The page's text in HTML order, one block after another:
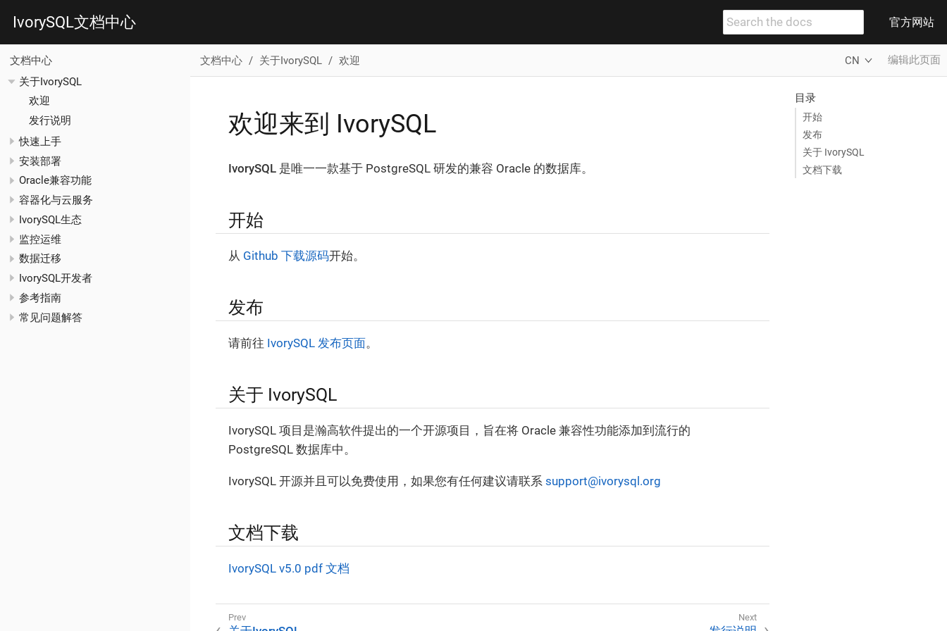
IvorySQL文档中心 官方网站
文档中心
关于IvorySQL
欢迎
发行说明
快速上手
安装部署
Oracle兼容功能
容器化与云服务
IvorySQL生态
监控运维
数据迁移
IvorySQL开发者
参考指南
常见问题解答
文档中心 关于IvorySQL 欢迎 CN 编辑此页面
目录
开始
发布
关于 IvorySQL
文档下载
欢迎来到 IvorySQL
IvorySQL 是唯一一款基于 PostgreSQL 研发的兼容 Oracle 的数据库。
开始
从 Github 下载源码开始。
发布
请前往 IvorySQL 发布页面。
关于 IvorySQL
IvorySQL 项目是瀚高软件提出的一个开源项目，旨在将 Oracle 兼容性功能添加到流行的
PostgreSQL 数据库中。
IvorySQL 开源并且可以免费使用，如果您有任何建议请联系 support@ivorysql.org
文档下载
IvorySQL v5.0 pdf 文档